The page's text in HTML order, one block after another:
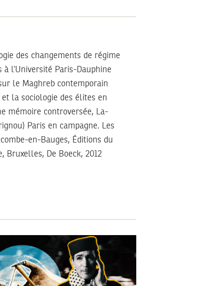
des changements de régime
l’Université Paris-Dauphine
le Maghreb contemporain
la sociologie des élites en
mémoire controversée, La-
Paris en campagne. Les
en-Bauges, Éditions du
Bruxelles, De Boeck, 2012